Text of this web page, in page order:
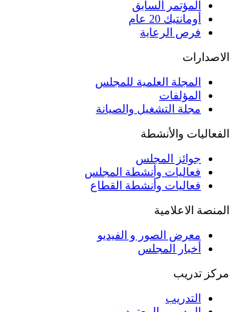
المؤتمر السابق
أومانتيك 20 عام
فرص الرعاية
الاصدارات
المجلة العلمية للمجلس
المؤلفات
مجلة التشغيل والصيانة
الفعاليات والأنشطة
جوائز المجلس
فعاليات وأنشطة المجلس
فعاليات وأنشطة القطاع
المنصة الاعلامية
معرض الصور و الفيديو
أخبار المجلس
مركز تدريب
التدريب